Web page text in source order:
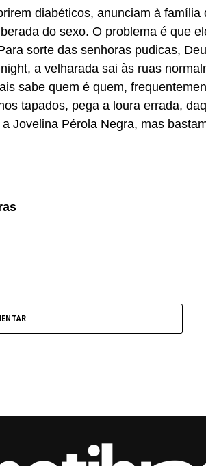
diabéticos, anunciam à família
do sexo. O problema é que
sorte das senhoras pudicas,
a velharada sai às ruas
sabe quem é quem,
tapados, pega a loura errada,
Jovelina Pérola Negra, mas